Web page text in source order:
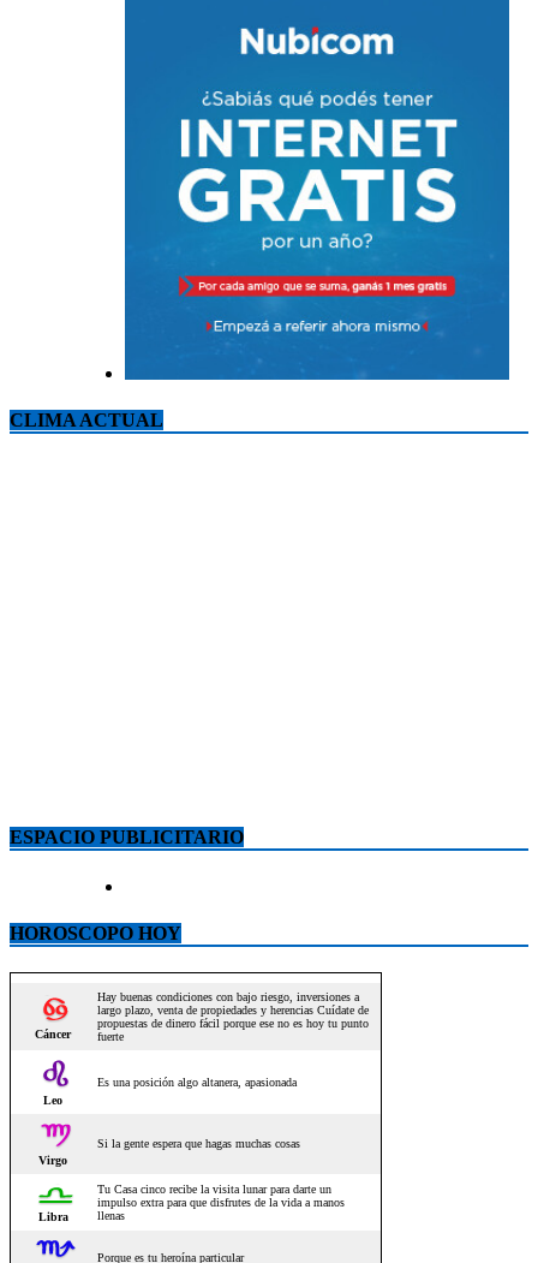
CLIMA ACTUAL
ESPACIO PUBLICITARIO
HOROSCOPO HOY